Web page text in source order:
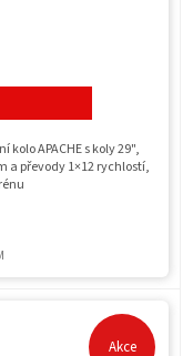
kolo APACHE s koly 29",
převody 1×12 rychlostí,
Akce